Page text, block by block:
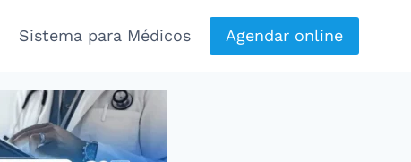
Sistema para Médicos Agendar online